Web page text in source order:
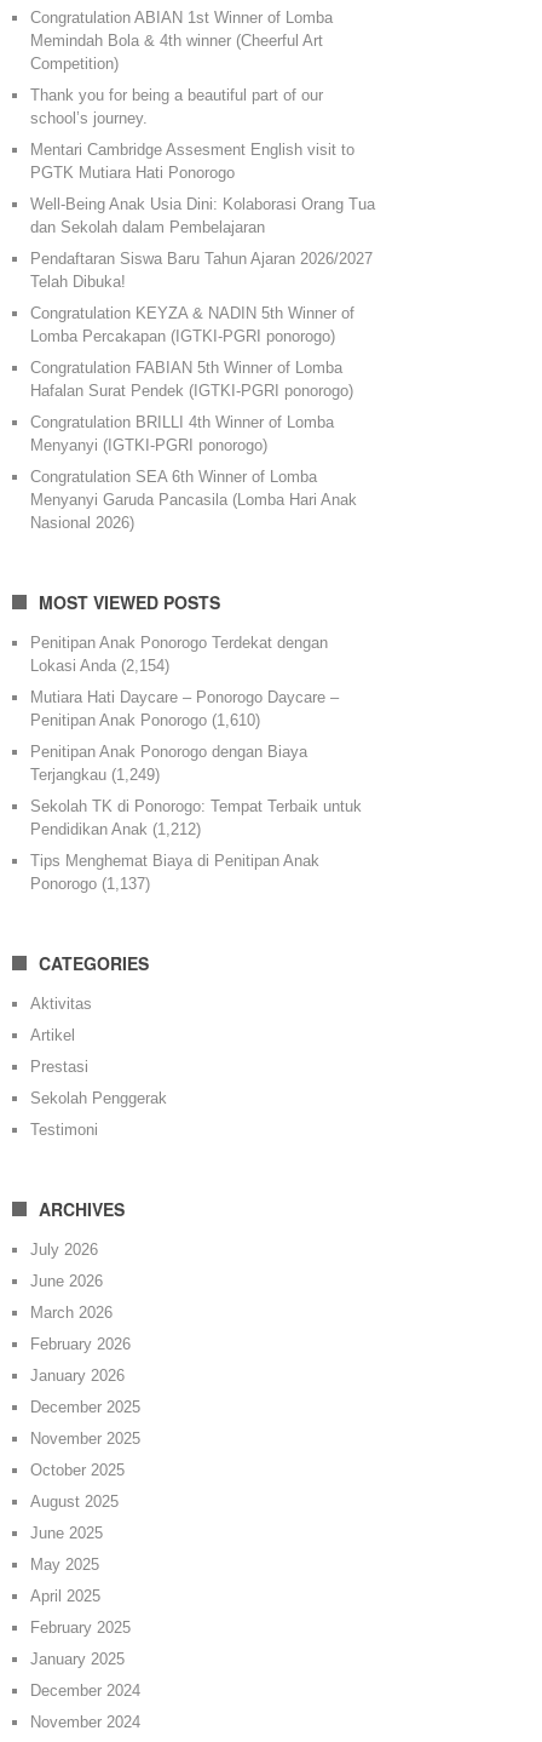
Congratulation ABIAN 1st Winner of Lomba
Memindah Bola & 4th winner (Cheerful Art
Competition)
Thank you for being a beautiful part of our
school’s journey.
Mentari Cambridge Assesment English visit to
PGTK Mutiara Hati Ponorogo
Well-Being Anak Usia Dini: Kolaborasi Orang Tua
dan Sekolah dalam Pembelajaran
Pendaftaran Siswa Baru Tahun Ajaran 2026/2027
Telah Dibuka!
Congratulation KEYZA & NADIN 5th Winner of
Lomba Percakapan (IGTKI-PGRI ponorogo)
Congratulation FABIAN 5th Winner of Lomba
Hafalan Surat Pendek (IGTKI-PGRI ponorogo)
Congratulation BRILLI 4th Winner of Lomba
Menyanyi (IGTKI-PGRI ponorogo)
Congratulation SEA 6th Winner of Lomba
Menyanyi Garuda Pancasila (Lomba Hari Anak
Nasional 2026)
MOST VIEWED POSTS
Penitipan Anak Ponorogo Terdekat dengan
Lokasi Anda (2,154)
Mutiara Hati Daycare – Ponorogo Daycare –
Penitipan Anak Ponorogo (1,610)
Penitipan Anak Ponorogo dengan Biaya
Terjangkau (1,249)
Sekolah TK di Ponorogo: Tempat Terbaik untuk
Pendidikan Anak (1,212)
Tips Menghemat Biaya di Penitipan Anak
Ponorogo (1,137)
CATEGORIES
Aktivitas
Artikel
Prestasi
Sekolah Penggerak
Testimoni
ARCHIVES
July 2026
June 2026
March 2026
February 2026
January 2026
December 2025
November 2025
October 2025
August 2025
June 2025
May 2025
April 2025
February 2025
January 2025
December 2024
November 2024